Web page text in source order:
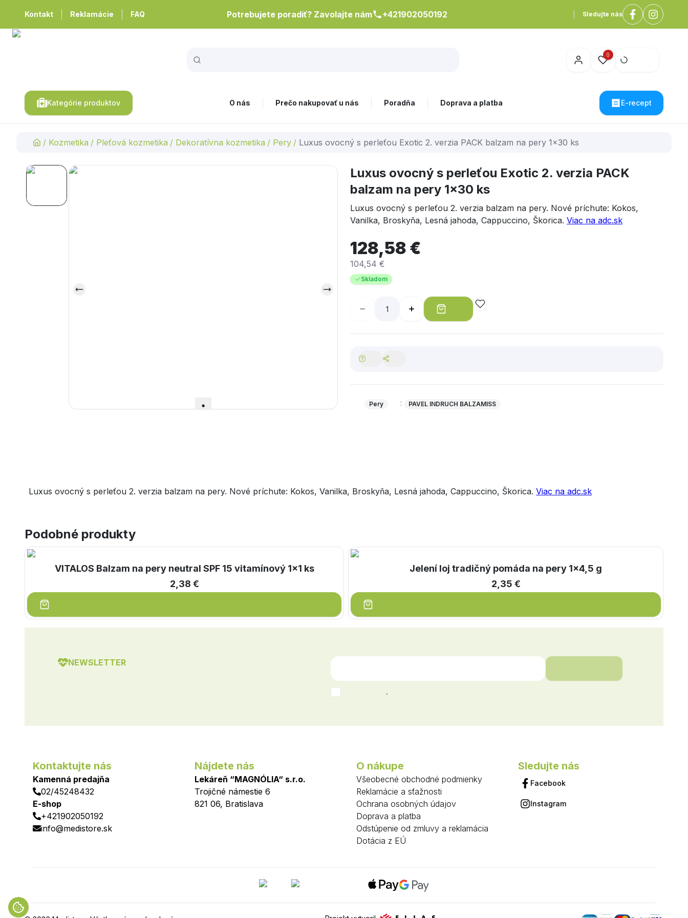
Kontakt Reklamácie FAQ Potrebujete poradiť? Zavolajte nám +421902050192 Sledujte nás
0
Kategórie produktov O nás Prečo nakupovať u nás Poradňa Doprava a platba E-recept
/ Kozmetika / Pleťová kozmetika / Dekoratívna kozmetika / Pery / Luxus ovocný s perleťou Exotic 2. verzia PACK balzam na pery 1x30 ks
Luxus ovocný s perleťou Exotic 2. verzia PACK
balzam na pery 1x30 ks
Luxus ovocný s perleťou 2. verzia balzam na pery. Nové príchute: Kokos,
Vanilka, Broskyňa, Lesná jahoda, Cappuccino, Škorica. Viac na adc.sk
128,58 €
104,54 €
Skladom
Pery : PAVEL INDRUCH BALZAMISS
Luxus ovocný s perleťou 2. verzia balzam na pery. Nové príchute: Kokos, Vanilka, Broskyňa, Lesná jahoda, Cappuccino, Škorica. Viac na adc.sk
Podobné produkty
VITALOS Balzam na pery neutral SPF 15 vitamínový 1x1 ks
2,38 €
Jelení loj tradičný pomáda na pery 1x4,5 g
2,35 €
NEWSLETTER
.
Kontaktujte nás
Kamenná predajňa
02/45248432
E-shop
+421902050192
info@medistore.sk
Nájdete nás
Lekáreň “MAGNÓLIA“ s.r.o.
Trojičné námestie 6
821 06, Bratislava
O nákupe
Všeobecné obchodné podmienky
Reklamácie a sťažnosti
Ochrana osobných údajov
Doprava a platba
Odstúpenie od zmluvy a reklamácia
Dotácia z EÚ
Sledujte nás
Facebook
Instagram